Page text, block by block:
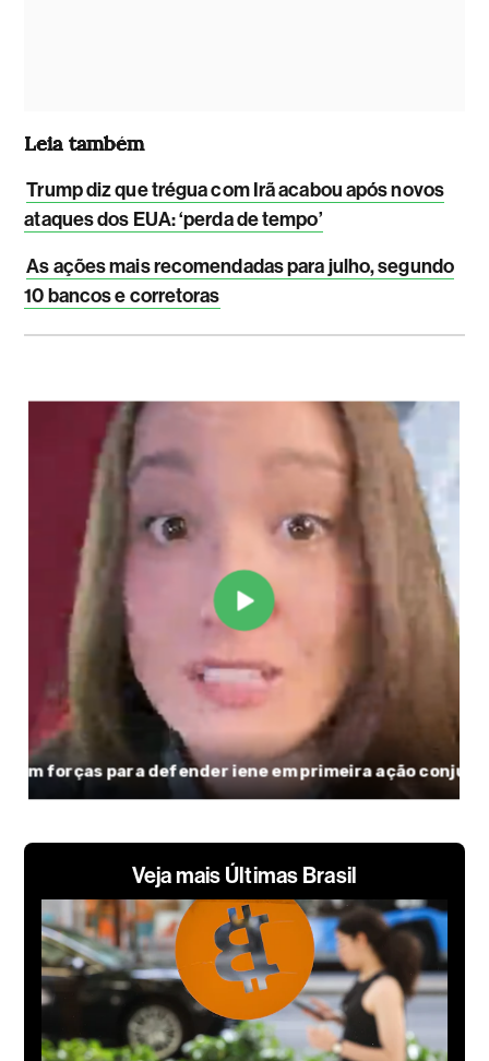
Leia também
Trump diz que trégua com Irã acabou após novos
ataques dos EUA: ‘perda de tempo’
As ações mais recomendadas para julho, segundo
10 bancos e corretoras
Veja mais Últimas Brasil